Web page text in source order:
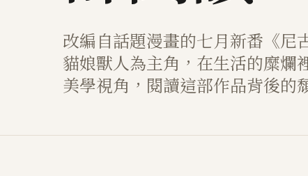
改編自話題漫畫的七月新番《尼
貓娘獸人為主角，在生活的糜爛
美學視角，閱讀這部作品背後的